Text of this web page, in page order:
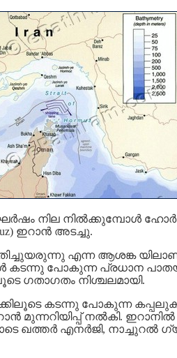
നില നിൽക്കുമ്പോൾ
ഇറാൻ അടച്ചു.
എന്ന ആശങ്ക
കടന്നു പോകുന്ന പ്രധാന
ഗതാഗതം നിശ്ചലമായി.
കടന്നു പോകുന്ന
മുന്നറിയിപ്പ് നൽകി. ഇറാനിൽ
ഖത്തർ എനർജി, നാച്ചുറൽ